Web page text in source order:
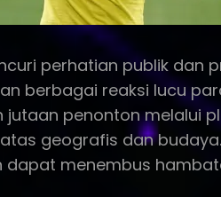
perhatian publik dan
berbagai reaksi lucu
jutaan penonton melalui
geografis dan
dapat menembus